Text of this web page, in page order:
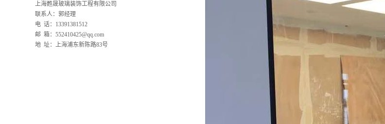
上海甦晟玻璃装饰工程有限公司
联系人：郭经理
电 话：13391381512
邮 箱：552410425@qq.com
地 址：上海浦东新陈路83号